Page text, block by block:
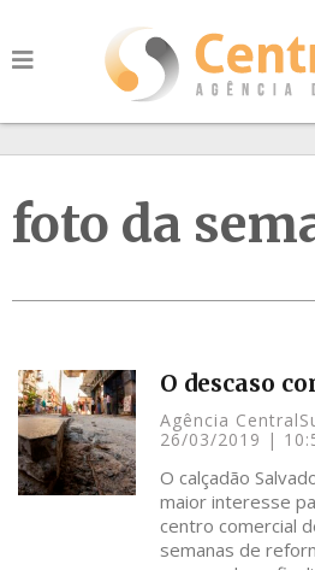
foto da
O descaso
Agência
26/03/2019
O calçadão
maior interesse
centro comercial
semanas de